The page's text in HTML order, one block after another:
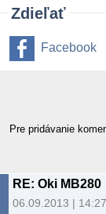
Zdieľať
Facebook
Pre pridávanie
RE: Oki MB280
06.09.2013 | 14:27